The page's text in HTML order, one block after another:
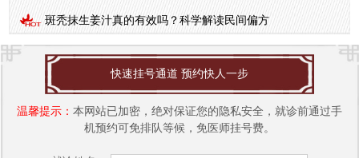
斑秃抹生姜汁真的有效吗？科学解读民间偏方
快速挂号通道 预约快人一步
温馨提示： 本网站已加密，绝对保证您的隐私安全，就诊前通过手
机预约可免排队等候，免医师挂号费。